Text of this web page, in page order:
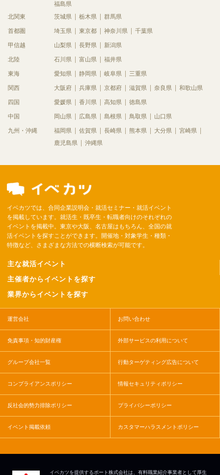
福島県
北関東
茨城県 栃木県 群馬県
首都圏 埼玉県 東京都 神奈川県 千葉県
甲信越 山梨県 長野県 新潟県
北陸 石川県 富山県 福井県
東海 愛知県 静岡県 岐阜県 三重県
関西 大阪府 兵庫県 京都府 滋賀県 奈良県 和歌山県
四国 愛媛県 香川県 高知県 徳島県
中国 岡山県 広島県 島根県 鳥取県 山口県
九州・沖縄 福岡県 佐賀県 長崎県 熊本県 大分県
宮崎県
鹿児島県
沖縄県
イベカツでは、合同企業説明会・就活セミナー・就活イベント
を掲載しています。就活生・既卒生・転職者向けのそれぞれの
イベントを掲載中。東京や大阪、名古屋はもちろん、全国の就
活イベントを探すことができます。開催地・対象学生・種類・
特徴など、さまざまな方法での横断検索が可能です。
主な就活イベント
主催者からイベントを探す
業界からイベントを探す
運営会社 お問い合わせ
免責事項・知的財産権 外部サービスの利用について
グループ会社一覧 行動ターゲティング広告について
コンプライアンスポリシー 情報セキュリティポリシー
反社会的勢力排除ポリシー プライバシーポリシー
イベント掲載依頼 カスタマーハラスメントポリシー